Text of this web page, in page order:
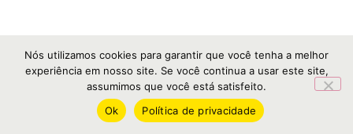
Nós utilizamos cookies para garantir que você tenha a melhor
experiência em nosso site. Se você continua a usar este site,
assumimos que você está satisfeito.
Ok
Política de privacidade